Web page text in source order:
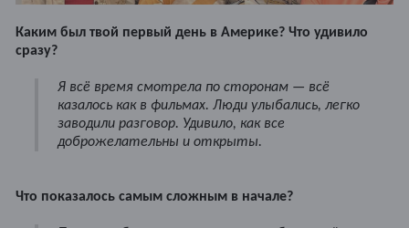
Каким был твой первый день в Америке? Что удивило
сразу?
Я всё время смотрела по сторонам — всё
казалось как в фильмах. Люди улыбались, легко
заводили разговор. Удивило, как все
доброжелательны и открыты.
Что показалось самым сложным в начале?